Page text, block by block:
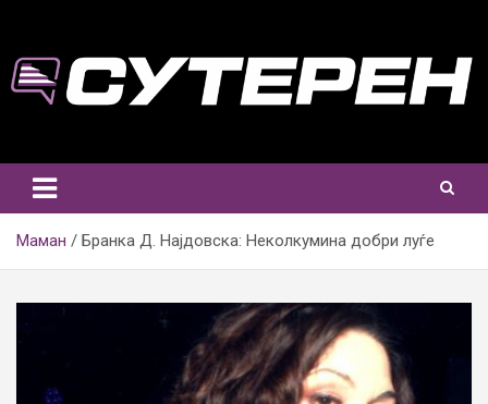
content
Маман Бранка Д. Најдовска: Неколкумина добри луѓе